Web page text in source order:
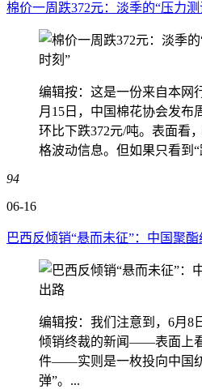
棉价一周跌372元：淡季的“压力
编辑按：这是一份来自本网
月15日，中国棉花协会发布
环比下跌372元/吨。表面看
格波动信息。但如果只看到“
94
06-16
巴西反倾销“悬而未征”：中国聚
编辑按：我们注意到，6月8
倾销终裁的新闻——表面上
件——实则是一枚投向中国
弹”。...